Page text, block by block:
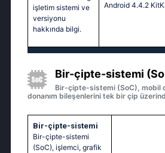
işletim sistemi ve
versiyonu
hakkında bilgi.
Аndrоid 4.4.2
Bir-çipte-sistemi
Bir-çipte-sistemi (SoC), mobil
donanım bileşenlerini tek bir çip
Bir-çipte-sistemi
Bir-çipte-sistemi
(SoC), işlemci, grafik